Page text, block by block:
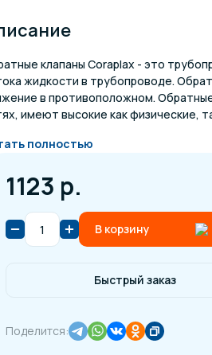
клапаны Coraplax - это
жидкости в трубопроводе.
в противоположном.
имеют высокие как физические,
полностью
1123 р.
В корзину
Быстрый заказ
Поделится: